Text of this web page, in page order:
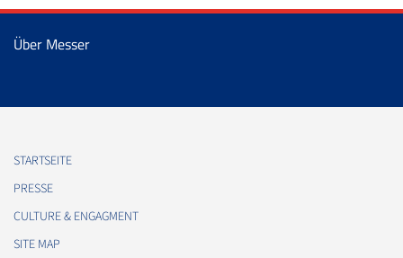
Über Messer
STARTSEITE
PRESSE
CULTURE & ENGAGMENT
SITE MAP